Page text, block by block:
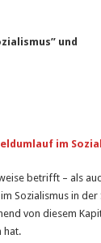
und
im
betrifft – als
Sozialismus in
von diesem
hat.